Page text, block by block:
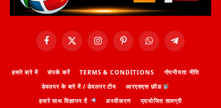
FacebookX
(Twitter)
InstagramPinterestWhatsAppTelegram
हमारे बारे में संपर्क करें TERMS & CONDITIONS
गोपनीयता नीति
डेवलपर के बारे में / डेवलपर टीम
आरएसएस फ़ीड
हमारे साथ विज्ञापन दें
अस्वीकरण प्रायोजित सामग्री